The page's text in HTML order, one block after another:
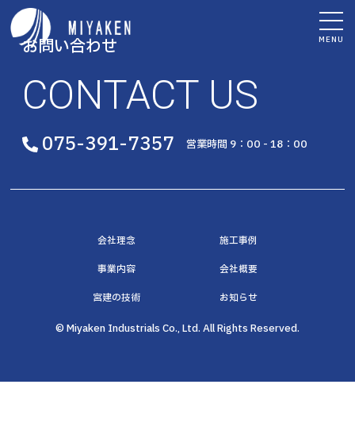
MENU
お問い合わせ
CONTACT US
075-391-7357 営業時間 9：00 - 18：00
会社理念 施工事例
事業内容 会社概要
宮建の技術 お知らせ
© Miyaken Industrials Co., Ltd. All Rights Reserved.